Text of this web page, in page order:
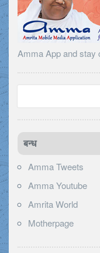
Amma App and stay
बन्ध
Amma Tweets
Amma Youtube
Amrita World
Motherpage